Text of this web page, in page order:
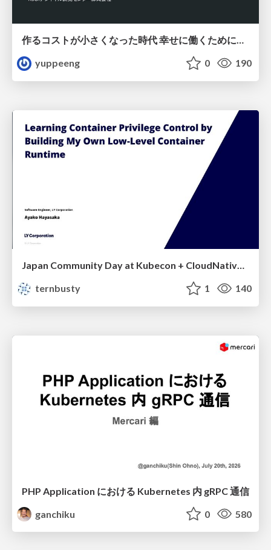
yuppeeng
0 190
Japan Community Day at Kubecon + CloudNativeCon Japan 2026: Learning Container Privilege Control by Building My Own Low-Level Container Runtime
ternbusty
1 140
PHP Application における Kubernetes 内 gRPC 通信
ganchiku
0 580